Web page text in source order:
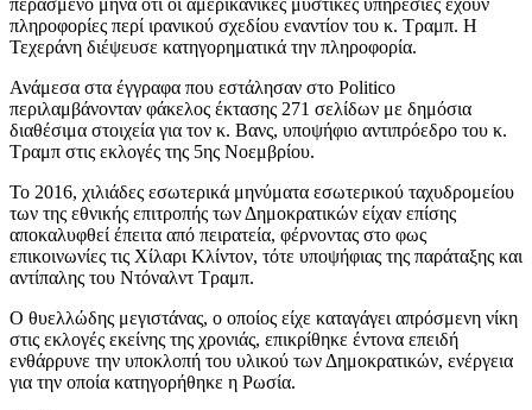
πληροφορίες περί ιρανικού σχεδίου εναντίον του κ. Τραμπ. Η
Τεχεράνη διέψευσε κατηγορηματικά την πληροφορία.
Ανάμεσα στα έγγραφα που εστάλησαν στο Politico
περιλαμβάνονταν φάκελος έκτασης 271 σελίδων με δημόσια
διαθέσιμα στοιχεία για τον κ. Βανς, υποψήφιο αντιπρόεδρο του κ.
Τραμπ στις εκλογές της 5ης Νοεμβρίου.
Το 2016, χιλιάδες εσωτερικά μηνύματα εσωτερικού ταχυδρομείου
των της εθνικής επιτροπής των Δημοκρατικών είχαν επίσης
αποκαλυφθεί έπειτα από πειρατεία, φέρνοντας στο φως
επικοινωνίες τις Χίλαρι Κλίντον, τότε υποψήφιας της παράταξης και
αντίπαλης του Ντόναλντ Τραμπ.
Ο θυελλώδης μεγιστάνας, ο οποίος είχε καταγάγει απρόσμενη νίκη
στις εκλογές εκείνης της χρονιάς, επικρίθηκε έντονα επειδή
ενθάρρυνε την υποκλοπή του υλικού των Δημοκρατικών, ενέργεια
για την οποία κατηγορήθηκε η Ρωσία.